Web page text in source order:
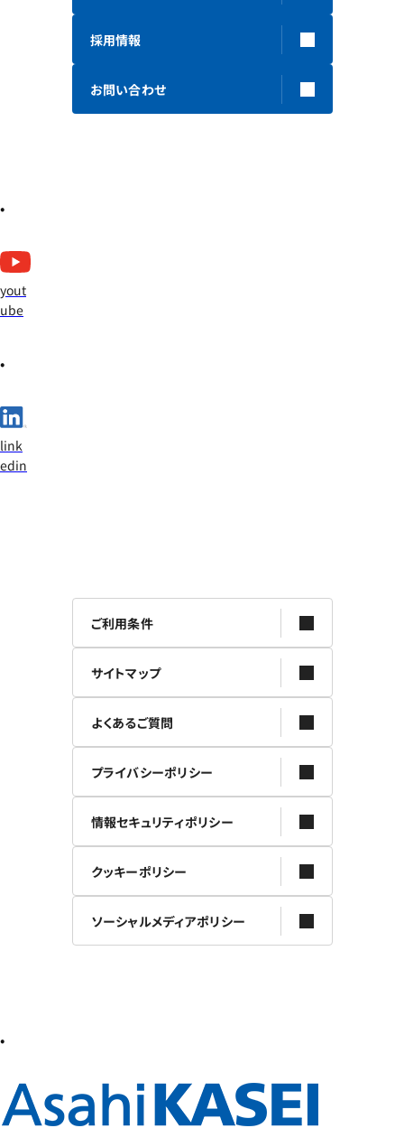
採用情報
お問い合わせ
yout
ube
link
edin
ご利用条件
サイトマップ
よくあるご質問
プライバシーポリシー
情報セキュリティポリシー
クッキーポリシー
ソーシャルメディアポリシー